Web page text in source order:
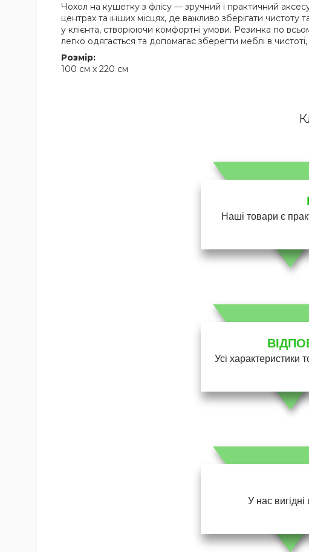
Чохол на кушетку з флісу — зручний і практичний
центрах та інших місцях, де важливо зберігати
у клієнта, створюючи комфортні умови. Резинка по
легко одягається та допомагає зберегти меблі в
Розмір:
100 см х 220 см
Наші товари є
Усі характеристики
У нас